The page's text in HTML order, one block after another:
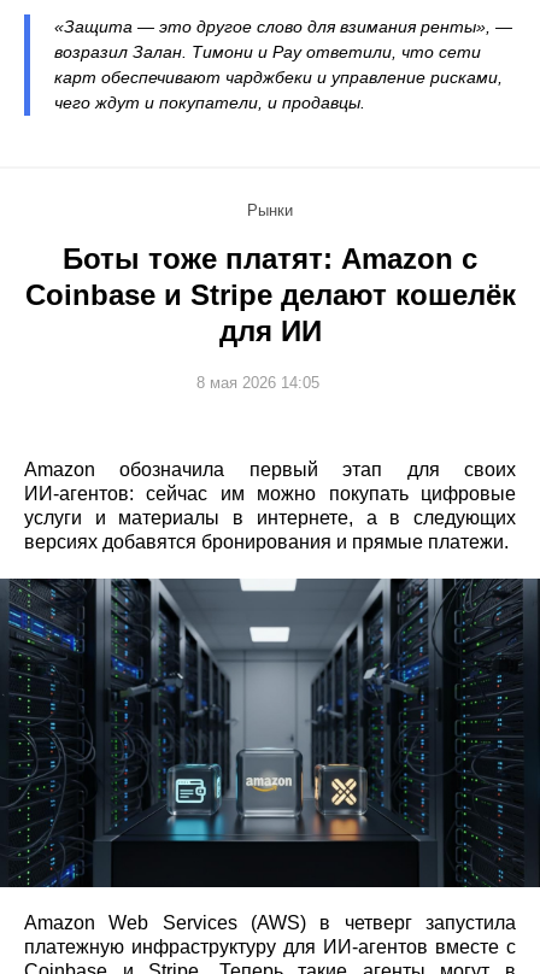
«Защита — это другое слово для взимания ренты», —
возразил Залан. Тимони и Рау ответили, что сети
карт обеспечивают чарджбеки и управление рисками,
чего ждут и покупатели, и продавцы.
Рынки
Боты тоже платят: Amazon с
Coinbase и Stripe делают кошелёк
для ИИ
8 мая 2026 14:05
Amazon обозначила первый этап для своих
ИИ‑агентов: сейчас им можно покупать цифровые
услуги и материалы в интернете, а в следующих
версиях добавятся бронирования и прямые платежи.
Amazon Web Services (AWS) в четверг запустила
платежную инфраструктуру для ИИ‑агентов вместе с